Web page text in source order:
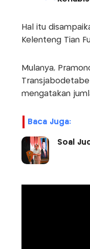
Hal itu
Kelenteng Tian
Mulanya,
mengatakan
Baca Juga:
Soal